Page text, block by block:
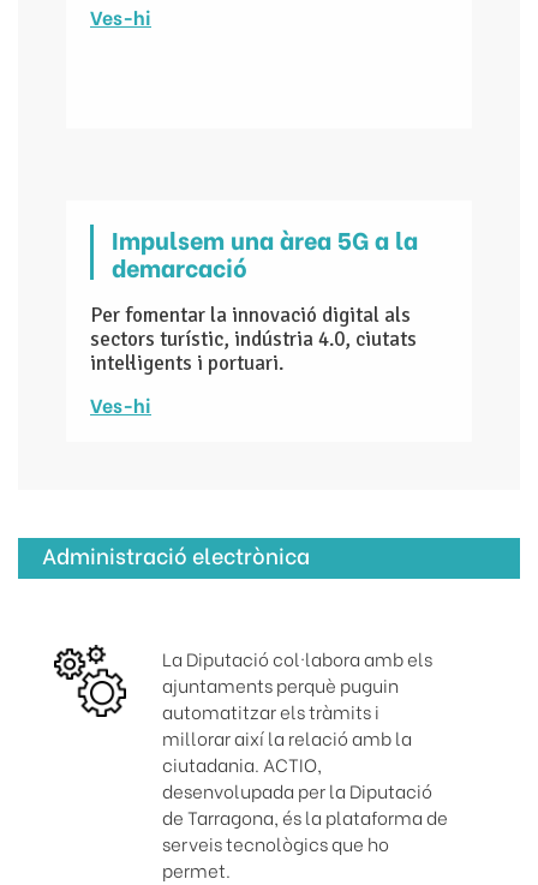
Ves-hi
Impulsem una àrea 5G a la
demarcació
Per fomentar la innovació digital als
sectors turístic, indústria 4.0, ciutats
intel·ligents i portuari.
Ves-hi
Administració electrònica
La Diputació col·labora amb els
ajuntaments perquè puguin
automatitzar els tràmits i
millorar així la relació amb la
ciutadania. ACTIO,
desenvolupada per la Diputació
de Tarragona, és la plataforma de
serveis tecnològics que ho
permet.